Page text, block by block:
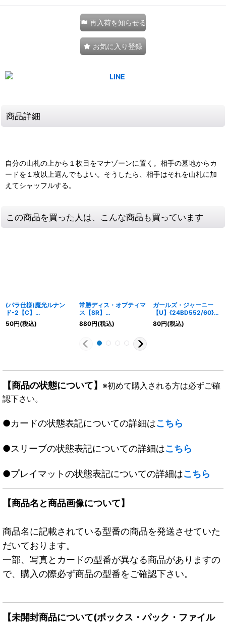
再入荷を知らせる
お気に入り登録
商品詳細
自分の山札の上から１枚目をマナゾーンに置く。相手の墓地からカ
ードを１枚以上選んでもよい。そうしたら、相手はそれを山札に加
えてシャッフルする。
この商品を買った人は、こんな商品も買っています
(パラ仕様)魔光ルナン
ド-2【C】
{RP1973/95}《闇》
50円(税込)
常勝ディス・オプティマ
ス【SR】
{DMR02S5/S5}《多》
880円(税込)
ガールズ・ジャーニー
【U】{24BD552/60}
《多》
80円(税込)
【商品の状態について】 ※初めて購入される方は必ずご確
認下さい。
●カードの状態表記についての詳細はこちら
●スリーブの状態表記についての詳細はこちら
●プレイマットの状態表記についての詳細はこちら
【商品名と商品画像について】
商品名に記載されている型番の商品を発送させていた
だいております。
一部、写真とカードの型番が異なる商品がありますの
で、購入の際必ず商品の型番をご確認下さい。
【未開封商品について(ボックス・パック・ファイル